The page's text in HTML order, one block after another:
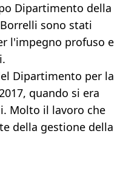
Dipartimento della
sono stati
l'impegno profuso e
Dipartimento per la
quando si era
Molto il lavoro che
della gestione della